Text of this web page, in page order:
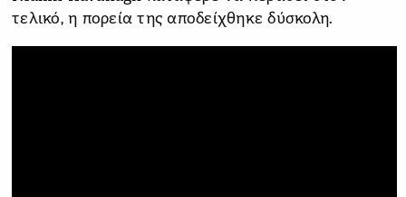
τελικό, η πορεία της αποδείχθηκε δύσκολη.